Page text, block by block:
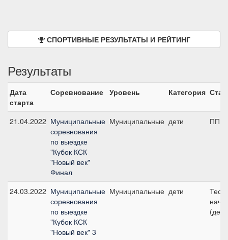
СПОРТИВНЫЕ РЕЗУЛЬТАТЫ И РЕЙТИНГ
Результаты
Дата
старта
Соревнование Уровень Категория
21.04.2022 Муниципальные
соревнования
по выездке
"Кубок КСК
"Новый век"
Финал
Муниципальные дети ПП
24.03.2022 Муниципальные
соревнования
по выездке
"Кубок КСК
"Новый век" 3
Муниципальные дети
Тест